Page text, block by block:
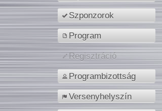
Szponzorok
Program
Regisztráció
Programbizottság
Versenyhelyszín